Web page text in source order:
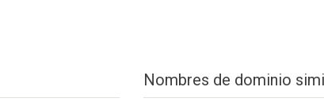
Nombres de dominio